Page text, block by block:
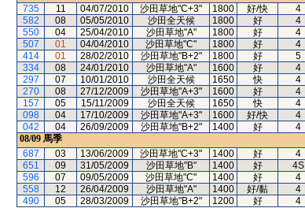
735
11 04/07/2010 沙田草地"C+3" 1800 好/快 4
582
08 05/05/2010 沙田全天候 1800 好 4
550
04 25/04/2010 沙田草地"A" 1800 好 4
507
01 04/04/2010 沙田草地"C" 1800 好 4
414
01 28/02/2010 沙田草地"B+2" 1800 好 5
334
08 24/01/2010 沙田草地"A" 1600 好 4
297
07 10/01/2010 沙田全天候 1650 快 4
270
08 27/12/2009 沙田草地"A+3" 1600 好 4
157
05 15/11/2009 沙田全天候 1650 快 4
098
04 17/10/2009 沙田草地"A+3" 1600 好/快 4
042
04 26/09/2009 沙田草地"B+2" 1400 好 4
08/09 馬季
687
03 13/06/2009 沙田草地"C+3" 1400 好 4
651
09 31/05/2009 沙田草地"B" 1400 好 4S
596
07 09/05/2009 沙田草地"C" 1400 好 4
558
12 26/04/2009 沙田草地"A" 1400 好/黏 4
490
05 28/03/2009 沙田草地"B+2" 1200 好 4